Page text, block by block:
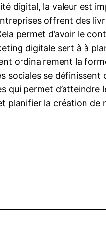
digital, la valeur est
offrent des
permet d’avoir le
digitale sert à à
ordinairement la
se
permet d’atteindre
planifier la création de